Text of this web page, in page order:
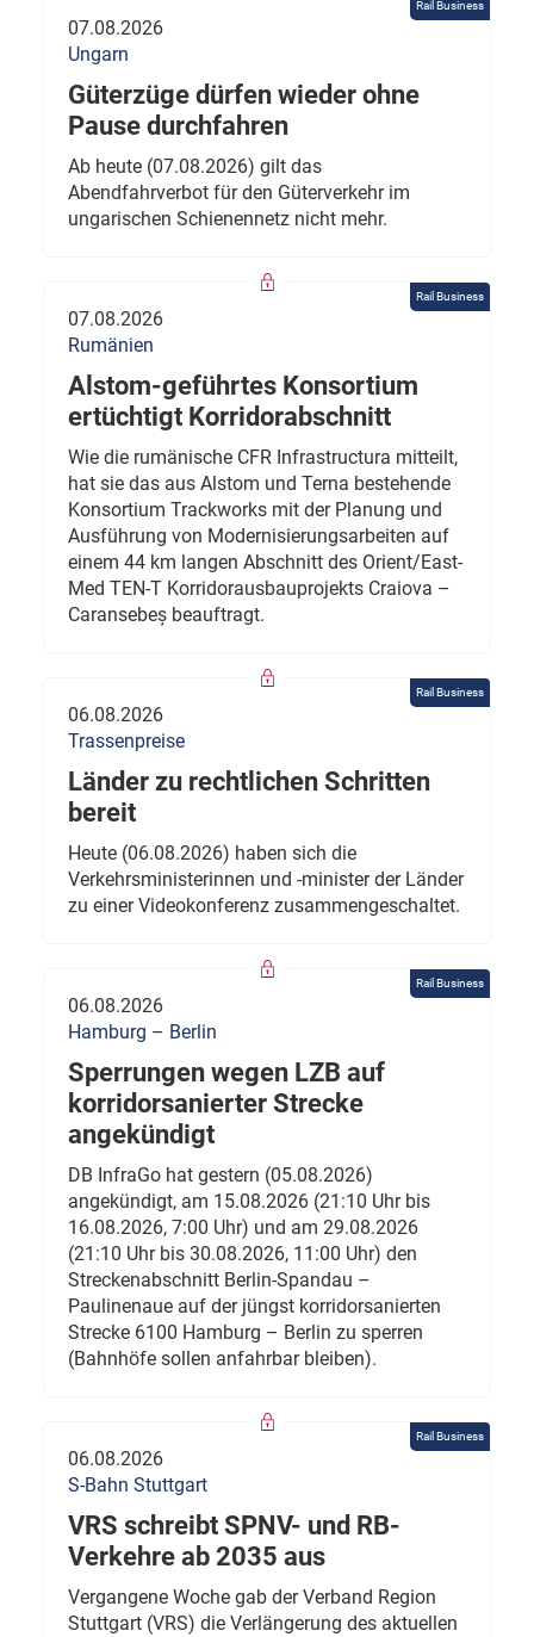
Rail Business
07.08.2026
Ungarn
Güterzüge dürfen wieder ohne
Pause durchfahren
Ab heute (07.08.2026) gilt das
Abendfahrverbot für den Güterverkehr im
ungarischen Schienennetz nicht mehr.
Rail Business
07.08.2026
Rumänien
Alstom-geführtes Konsortium
ertüchtigt Korridorabschnitt
Wie die rumänische CFR Infrastructura mitteilt,
hat sie das aus Alstom und Terna bestehende
Konsortium Trackworks mit der Planung und
Ausführung von Modernisierungsarbeiten auf
einem 44 km langen Abschnitt des Orient/East-
Med TEN-T Korridorausbauprojekts Craiova –
Caransebeș beauftragt.
Rail Business
06.08.2026
Trassenpreise
Länder zu rechtlichen Schritten
bereit
Heute (06.08.2026) haben sich die
Verkehrsministerinnen und -minister der Länder
zu einer Videokonferenz zusammengeschaltet.
Rail Business
06.08.2026
Hamburg – Berlin
Sperrungen wegen LZB auf
korridorsanierter Strecke
angekündigt
DB InfraGo hat gestern (05.08.2026)
angekündigt, am 15.08.2026 (21:10 Uhr bis
16.08.2026, 7:00 Uhr) und am 29.08.2026
(21:10 Uhr bis 30.08.2026, 11:00 Uhr) den
Streckenabschnitt Berlin-Spandau –
Paulinenaue auf der jüngst korridorsanierten
Strecke 6100 Hamburg – Berlin zu sperren
(Bahnhöfe sollen anfahrbar bleiben).
Rail Business
06.08.2026
S-Bahn Stuttgart
VRS schreibt SPNV- und RB-
Verkehre ab 2035 aus
Vergangene Woche gab der Verband Region
Stuttgart (VRS) die Verlängerung des aktuellen